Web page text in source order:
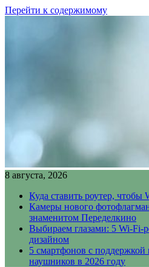
Перейти к содержимому
8 августа, 2026
Куда ставить роутер, чтобы
Камеры нового
знаменитом Переделкино
Выбираем глазами: 5 Wi-Fi-
дизайном
5 смартфонов с
наушников в 2026 году